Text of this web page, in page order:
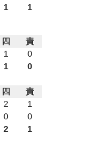
1 1
四
責
1
0
1 0
四
責
2
1
0
0
2 1